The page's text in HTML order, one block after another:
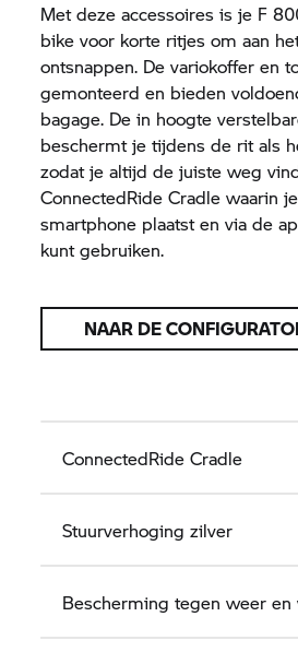
Met deze accessoires is je F
bike voor korte ritjes om aan
ontsnappen. De variokoffer en
gemonteerd en bieden
bagage. De in hoogte
beschermt je tijdens de rit als
zodat je altijd de juiste weg
ConnectedRide Cradle waarin
smartphone plaatst en via de
kunt gebruiken.
NAAR DE
ConnectedRide Cradle
Stuurverhoging zilver
Bescherming tegen weer en